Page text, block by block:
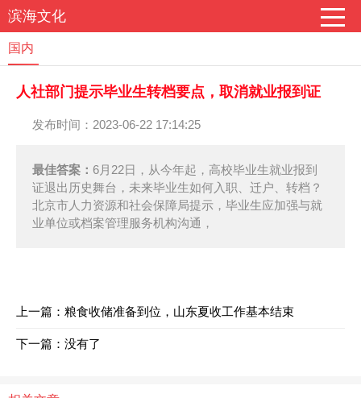
滨海文化
国内
人社部门提示毕业生转档要点，取消就业报到证
发布时间：2023-06-22 17:14:25
最佳答案： 6月22日，从今年起，高校毕业生就业报到
证退出历史舞台，未来毕业生如何入职、迁户、转档？
北京市人力资源和社会保障局提示，毕业生应加强与就
业单位或档案管理服务机构沟通，
上一篇： 粮食收储准备到位，山东夏收工作基本结束
下一篇：没有了